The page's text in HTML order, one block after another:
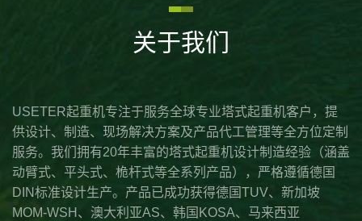
关于我们
USETER起重机专注于服务全球专业塔式起重机客户，提
供设计、制造、现场解决方案及产品代工管理等全方位定制
服务。我们拥有20年丰富的塔式起重机设计制造经验（涵盖
动臂式、平头式、桅杆式等全系列产品），严格遵循德国
DIN标准设计生产。产品已成功获得德国TUV、新加坡
MOM-WSH、澳大利亚AS、韩国KOSA、马来西亚